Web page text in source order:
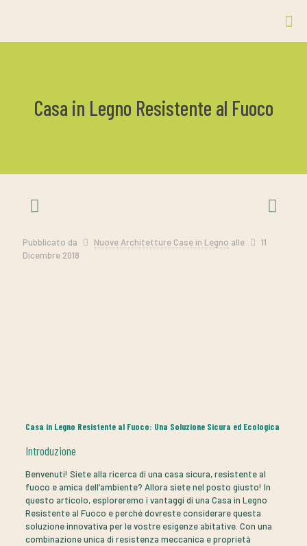
Casa in Legno Resistente al Fuoco
Pubblicato da Nuove Architetture Case in Legno alle
11
Dicembre 2018
Casa in Legno Resistente al Fuoco: Una Soluzione Sicura ed Ecologica
Introduzione
Benvenuti! Siete alla ricerca di una casa sicura, resistente al
fuoco e amica dell’ambiente? Allora siete nel posto giusto! In
questo articolo, esploreremo i vantaggi di una Casa in Legno
Resistente al Fuoco e perché dovreste considerare questa
soluzione innovativa per le vostre esigenze abitative. Con una
combinazione unica di resistenza meccanica e proprietà